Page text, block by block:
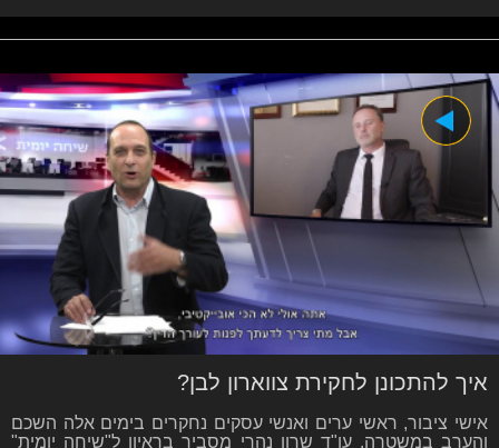
איך להתכונן לחקירת צווארון לבן?
אישי ציבור, ראשי ערים ואנשי עסקים נחקרים בימים אלה השכם
והערב במשטרה. עו"ד שרון נהרי מסביר בראיון ל"שיחה יומית"